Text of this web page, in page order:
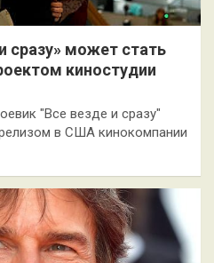
сразу» может стать
киностудии
"Все везде и сразу"
в США кинокомпании